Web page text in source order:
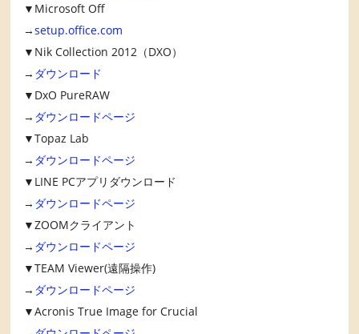
▼Microsoft Off
→setup.office.com
▼Nik Collection 2012（DXO）
→ ダウンロード
▼DxO PureRAW
→ ダウンロードページ
▼Topaz Lab
→ ダウンロードページ
▼LINE PCアプリダウンロード
→ ダウンロードページ
▼ZOOMクライアント
→ ダウンロードページ
▼TEAM Viewer(遠隔操作)
→ ダウンロードページ
▼Acronis True Image for Crucial